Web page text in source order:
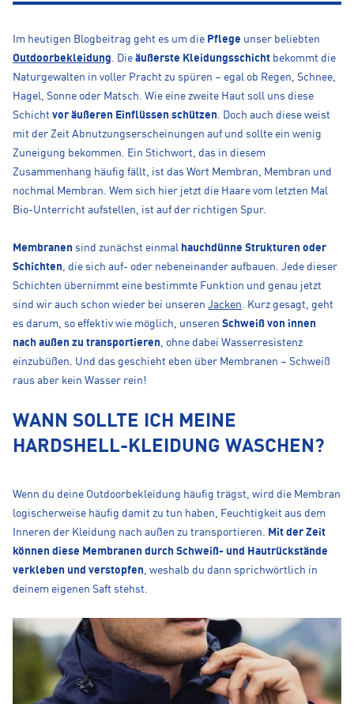
Im heutigen Blogbeitrag geht es um die Pflege unser beliebten
Outdoorbekleidung . Die äußerste Kleidungsschicht bekommt die
Naturgewalten in voller Pracht zu spüren – egal ob Regen, Schnee,
Hagel, Sonne oder Matsch. Wie eine zweite Haut soll uns diese
Schicht vor äußeren Einflüssen schützen . Doch auch diese weist
mit der Zeit Abnutzungserscheinungen auf und sollte ein wenig
Zuneigung bekommen. Ein Stichwort, das in diesem
Zusammenhang häufig fällt, ist das Wort Membran, Membran und
nochmal Membran. Wem sich hier jetzt die Haare vom letzten Mal
Bio-Unterricht aufstellen, ist auf der richtigen Spur.
Membranen sind zunächst einmal hauchdünne Strukturen oder
Schichten , die sich auf- oder nebeneinander aufbauen. Jede dieser
Schichten übernimmt eine bestimmte Funktion und genau jetzt
sind wir auch schon wieder bei unseren Jacken . Kurz gesagt, geht
es darum, so effektiv wie möglich, unseren Schweiß von innen
nach außen zu transportieren , ohne dabei Wasserresistenz
einzubüßen. Und das geschieht eben über Membranen – Schweiß
raus aber kein Wasser rein!
WANN SOLLTE ICH MEINE
HARDSHELL-KLEIDUNG WASCHEN?
Wenn du deine Outdoorbekleidung häufig trägst, wird die Membran
logischerweise häufig damit zu tun haben, Feuchtigkeit aus dem
Inneren der Kleidung nach außen zu transportieren.
Mit der Zeit
können diese Membranen durch Schweiß- und Hautrückstände
verkleben und verstopfen , weshalb du dann sprichwörtlich in
deinem eigenen Saft stehst.